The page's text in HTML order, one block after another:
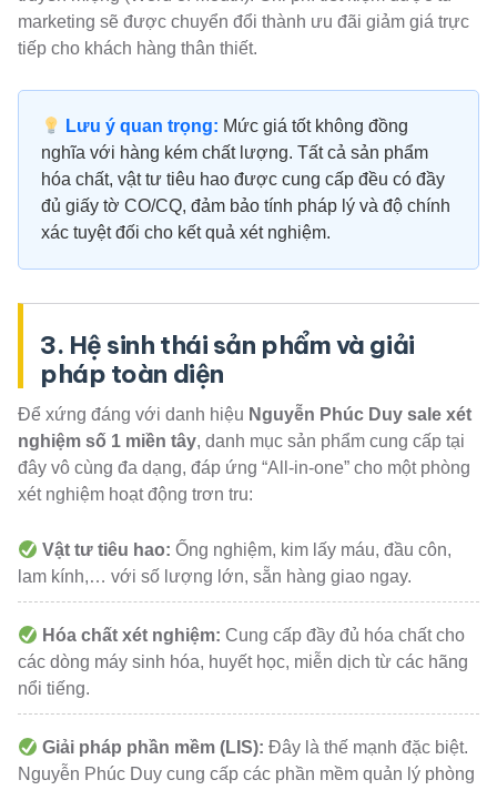
marketing sẽ được chuyển đổi thành ưu đãi giảm giá trực
tiếp cho khách hàng thân thiết.
Lưu ý quan trọng: Mức giá tốt không đồng
nghĩa với hàng kém chất lượng. Tất cả sản phẩm
hóa chất, vật tư tiêu hao được cung cấp đều có đầy
đủ giấy tờ CO/CQ, đảm bảo tính pháp lý và độ chính
xác tuyệt đối cho kết quả xét nghiệm.
3. Hệ sinh thái sản phẩm và giải
pháp toàn diện
Để xứng đáng với danh hiệu Nguyễn Phúc Duy sale xét
nghiệm số 1 miền tây, danh mục sản phẩm cung cấp tại
đây vô cùng đa dạng, đáp ứng “All-in-one” cho một phòng
xét nghiệm hoạt động trơn tru:
Vật tư tiêu hao: Ống nghiệm, kim lấy máu, đầu côn,
lam kính,… với số lượng lớn, sẵn hàng giao ngay.
Hóa chất xét nghiệm: Cung cấp đầy đủ hóa chất cho
các dòng máy sinh hóa, huyết học, miễn dịch từ các hãng
nổi tiếng.
Giải pháp phần mềm (LIS): Đây là thế mạnh đặc biệt.
Nguyễn Phúc Duy cung cấp các phần mềm quản lý phòng